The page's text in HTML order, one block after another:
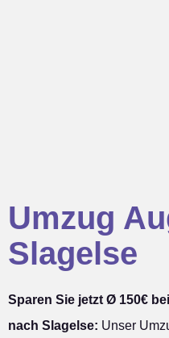
Umzug
Slagelse
Sparen Sie jetzt Ø 150€
nach Slagelse: Unser